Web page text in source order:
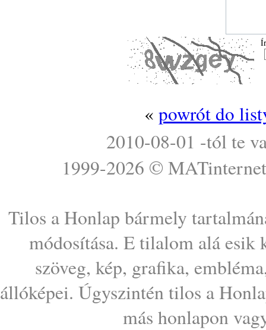
« powrót do
2010-08-01 -tól te
1999-2026 © MATinternet
Tilos a Honlap bármely
módosítása. E tilalom alá esik
szöveg, kép, grafika,
állóképei. Úgyszintén tilos a
más honlapon